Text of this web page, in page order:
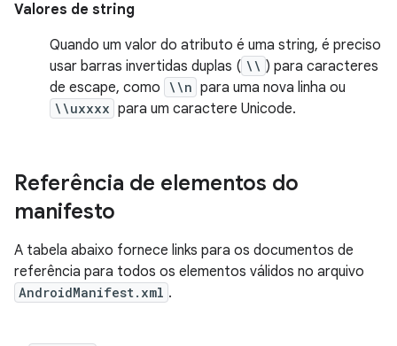
Valores de string
Quando um valor do atributo é uma string, é preciso
usar barras invertidas duplas ( \\ ) para caracteres
de escape, como \\n para uma nova linha ou
\\uxxxx para um caractere Unicode.
Referência de elementos do
manifesto
A tabela abaixo fornece links para os documentos de
referência para todos os elementos válidos no arquivo
AndroidManifest.xml .